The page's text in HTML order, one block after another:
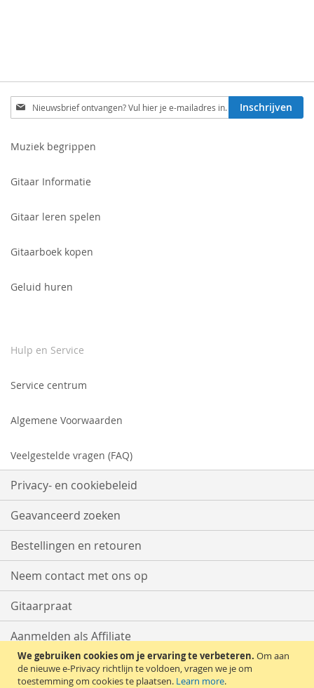
We gebruiken cookies om je ervaring te verbeteren. Om aan
de nieuwe e-Privacy richtlijn te voldoen, vragen we je om
toestemming om cookies te plaatsen. Learn more.
Schrijf
je
voor
Inschrijven
Muziek begrippen
Gitaar Informatie
Gitaar leren spelen
Gitaarboek kopen
Geluid huren
Hulp en Service
Service centrum
Algemene Voorwaarden
Veelgestelde vragen (FAQ)
Privacy- en cookiebeleid
Geavanceerd zoeken
Bestellingen en retouren
Neem contact met ons op
Gitaarpraat
Aanmelden als Affiliate
Start met Verkopen